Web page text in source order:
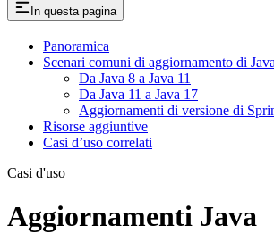
In questa pagina
Panoramica
Scenari comuni di aggiornamento di Java
Da Java 8 a Java 11
Da Java 11 a Java 17
Aggiornamenti di versione di
Risorse aggiuntive
Casi d’uso correlati
Casi d'uso
Aggiornamenti Java